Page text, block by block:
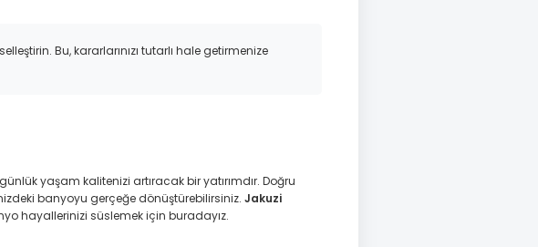
Bu, kararlarınızı tutarlı hale getirmenize
yaşam kalitenizi artıracak bir yatırımdır. Doğru
banyoyu gerçeğe dönüştürebilirsiniz. Jakuzi
hayallerinizi süslemek için buradayız.